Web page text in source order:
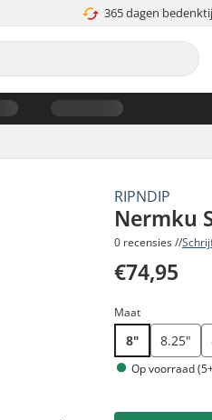
365 dagen
RIPNDIP
Nermku
0 recensies //
€74,95
Maat
8" 8.25"
Op voorraad